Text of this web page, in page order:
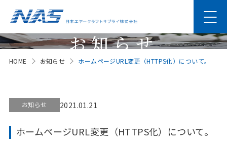
お知らせ
News
HOME お知らせ ホームページURL変更（HTTPS化）について。
お知らせ 2021.01.21
ホームページURL変更（HTTPS化）について。